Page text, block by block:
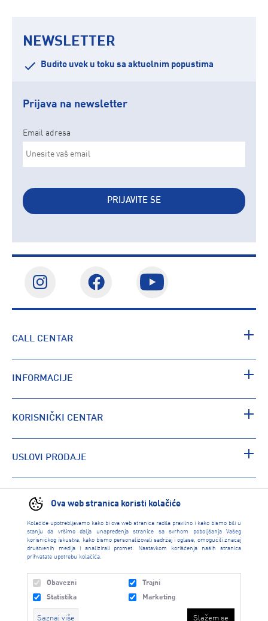
Ova web stranica koristi kolačiće
Kolačiće upotrebljavamo kako bi ova web stranica radila pravilno i kako bismo bili u
stanju da vršimo dalja unapređenja stranice sa svrhom poboljšanja Vašeg
korisničkog iskustva, kako bismo personalizovali sadržaj i oglase, omogućili značaj
društvenih medija i analizirali promet. Nastavkom korišćenja naših stranica
prihvatate upotrebu kolačića.
Obavezni
Trajni
Statistika
Marketing
Saznaj više Slažem se
NEWSLETTER
Budite uvek u toku sa aktuelnim popustima
Prijava na newsletter
Email adresa
PRIJAVITE SE
CALL CENTAR
INFORMACIJE
KORISNIČKI CENTAR
USLOVI PRODAJE
PRONAĐI RADNJU